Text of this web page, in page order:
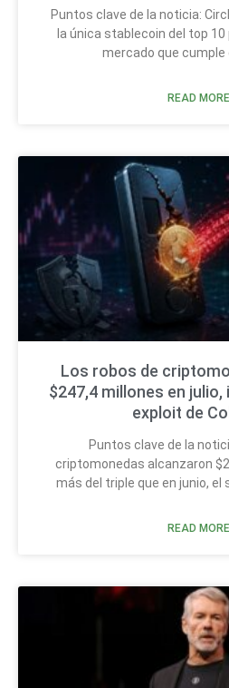
Puntos clave de la noticia:
la única stablecoin del top
mercado que cumple
READ
Los robos de
$247,4 millones en
exploit de
Puntos clave de la
criptomonedas alcanzaron
más del triple que en junio, el
READ